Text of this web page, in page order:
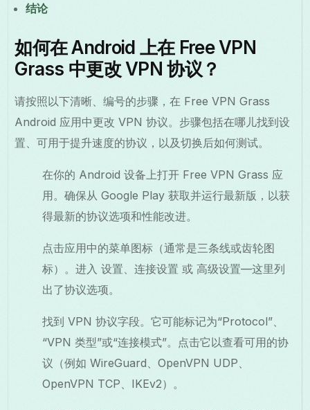
结论
如何在 Android 上在 Free VPN
Grass 中更改 VPN 协议？
请按照以下清晰、编号的步骤，在 Free VPN Grass
Android 应用中更改 VPN 协议。步骤包括在哪儿找到设
置、可用于提升速度的协议，以及切换后如何测试。
在你的 Android 设备上打开 Free VPN Grass 应
用。确保从 Google Play 获取并运行最新版，以获
得最新的协议选项和性能改进。
点击应用中的菜单图标（通常是三条线或齿轮图
标）。进入 设置、连接设置 或 高级设置—这里列
出了协议选项。
找到 VPN 协议字段。它可能标记为“Protocol”、
“VPN 类型”或“连接模式”。点击它以查看可用的协
议（例如 WireGuard、OpenVPN UDP、
OpenVPN TCP、IKEv2）。